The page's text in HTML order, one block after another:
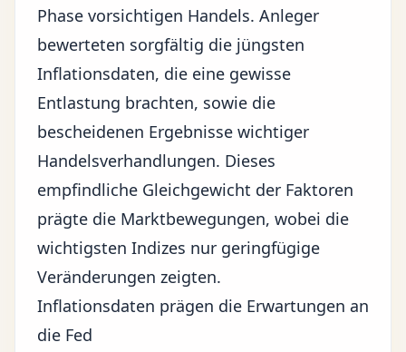
Phase vorsichtigen Handels. Anleger
bewerteten sorgfältig die jüngsten
Inflationsdaten, die eine gewisse
Entlastung brachten, sowie die
bescheidenen Ergebnisse wichtiger
Handelsverhandlungen. Dieses
empfindliche Gleichgewicht der Faktoren
prägte die Marktbewegungen, wobei die
wichtigsten Indizes nur geringfügige
Veränderungen zeigten.
Inflationsdaten prägen die Erwartungen an
die Fed